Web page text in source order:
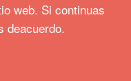
web. Si continuas
deacuerdo.